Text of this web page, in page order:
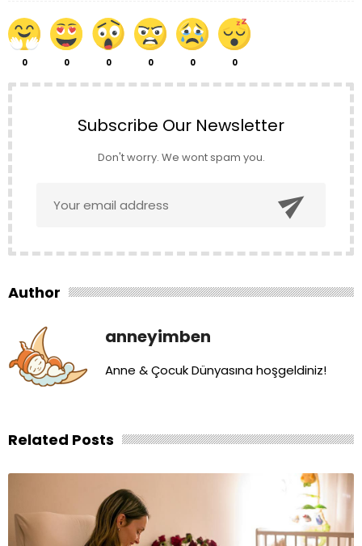
0 0 0 0 0 0
Subscribe Our Newsletter
Don't worry. We wont spam you.

Author
anneyimben
Anne & Çocuk Dünyasına hoşgeldiniz!
Related Posts